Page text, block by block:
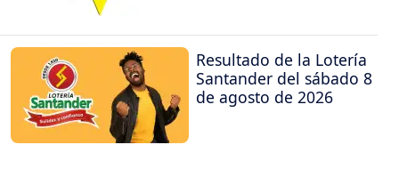
Resultado de la Lotería
Santander del sábado 8
de agosto de 2026